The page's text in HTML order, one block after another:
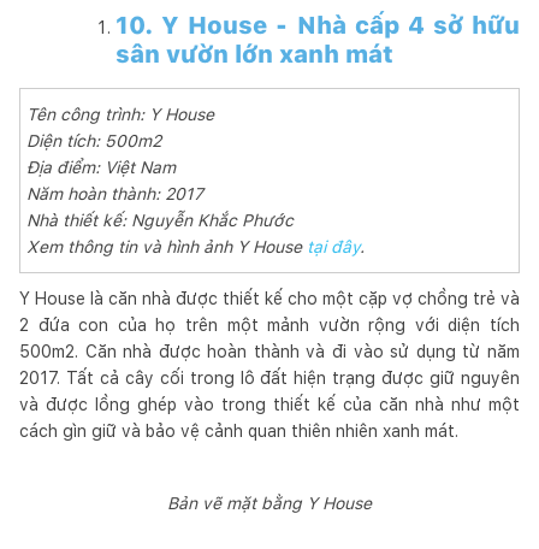
10. Y House - Nhà cấp 4 sở hữu
sân vườn lớn xanh mát
Tên công trình: Y House
Diện tích: 500m2
Địa điểm: Việt Nam
Năm hoàn thành: 2017
Nhà thiết kế: Nguyễn Khắc Phước
Xem thông tin và hình ảnh Y House tại đây.
Y House là căn nhà được thiết kế cho một cặp vợ chồng trẻ và
2 đứa con của họ trên một mảnh vườn rộng với diện tích
500m2. Căn nhà được hoàn thành và đi vào sử dụng từ năm
2017. Tất cả cây cối trong lô đất hiện trạng được giữ nguyên
và được lồng ghép vào trong thiết kế của căn nhà như một
cách gìn giữ và bảo vệ cảnh quan thiên nhiên xanh mát.
Bản vẽ mặt bằng Y House